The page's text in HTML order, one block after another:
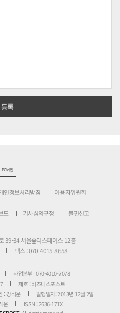
PC버전
인정보처리방침 이용자위원회
도 기사심의규정 불편신고
39-34 서울숲더스페이스 12층
팩스 : 070-4015-8658
사업본부 : 070-4010-7078
제호 : 비즈니스포스트
: 강석운
발행일자: 2013년 12월 2일
운
ISSN : 2636-171X